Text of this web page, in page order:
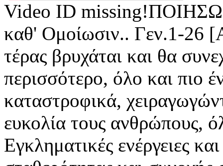
Video ID
καθ' Ομοίωσιν.. Γεν.1-26
τέρας βρυχάται και θα
περισσότερο, όλο και πιο
καταστροφικά,
ευκολία τους ανθρώπους,
Εγκληματικές ενέργειες